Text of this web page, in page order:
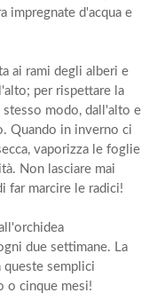
impregnate d'acqua e
ai rami degli alberi e
per rispettare la
stesso modo, dall'alto e
Quando in inverno ci
vaporizza le foglie
Non lasciare mai
far marcire le radici!
due settimane. La
semplici
o cinque mesi!